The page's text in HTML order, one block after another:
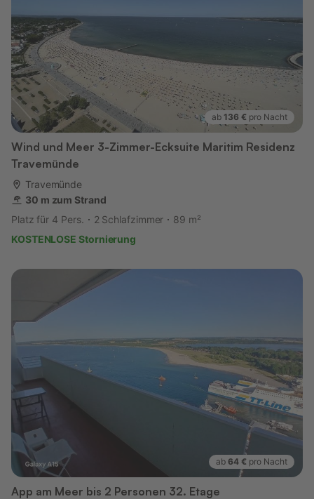
ab 136 € pro Nacht
Wind und Meer 3-Zimmer-Ecksuite Maritim Residenz
Travemünde
Travemünde
30 m zum Strand
Platz für 4 Pers.
2 Schlafzimmer
89 m²
KOSTENLOSE Stornierung
ab 64 € pro Nacht
App am Meer bis 2 Personen 32. Etage